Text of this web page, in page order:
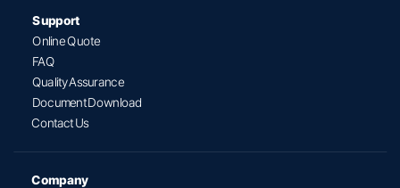
Support
Online Quote
FAQ
Quality Assurance
Document Download
Contact Us
Company